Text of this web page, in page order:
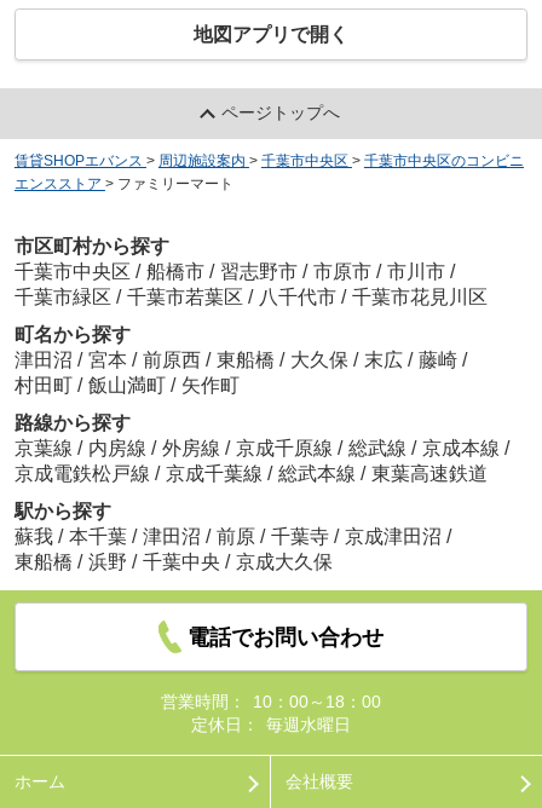
地図アプリで開く
ページトップへ
賃貸SHOPエバンス > 周辺施設案内 > 千葉市中央区 > 千葉市中央区のコンビニ
エンスストア > ファミリーマート
市区町村から探す
千葉市中央区 / 船橋市 / 習志野市 / 市原市 / 市川市 /
千葉市緑区 / 千葉市若葉区 / 八千代市 / 千葉市花見川区
町名から探す
津田沼 / 宮本 / 前原西 / 東船橋 / 大久保 / 末広 / 藤崎 /
村田町 / 飯山満町 / 矢作町
路線から探す
京葉線 / 内房線 / 外房線 / 京成千原線 / 総武線 / 京成本線 /
京成電鉄松戸線 / 京成千葉線 / 総武本線 / 東葉高速鉄道
駅から探す
蘇我 / 本千葉 / 津田沼 / 前原 / 千葉寺 / 京成津田沼 /
東船橋 / 浜野 / 千葉中央 / 京成大久保
電話でお問い合わせ
営業時間：
10：00～18：00
定休日：
毎週水曜日
ホーム 会社概要